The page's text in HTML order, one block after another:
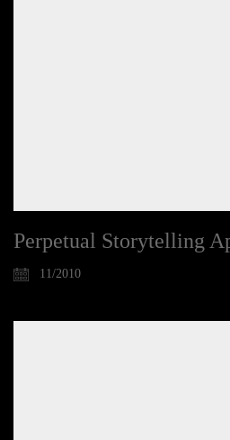
Perpetual Storytelling
11/2010